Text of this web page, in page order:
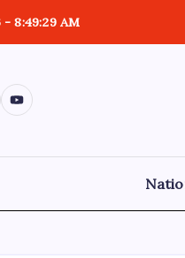
-8:49:30 AM
www.instagram.com/
https://youtube.com/